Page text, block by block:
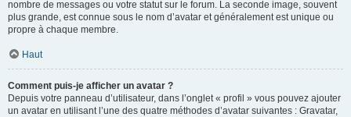
nombre de messages ou votre statut sur le forum. La seconde image, souvent
plus grande, est connue sous le nom d’avatar et généralement est unique ou
propre à chaque membre.
Haut
Comment puis-je afficher un avatar ?
Depuis votre panneau d’utilisateur, dans l’onglet « profil » vous pouvez ajouter
un avatar en utilisant l’une des quatre méthodes d’avatar suivantes : Gravatar,